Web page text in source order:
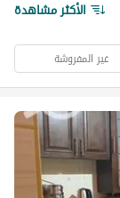
الأكثر مشاهدة
غير المفروشة